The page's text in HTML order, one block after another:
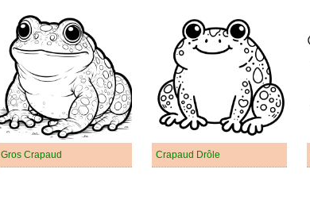
Gros Crapaud Crapaud Drôle